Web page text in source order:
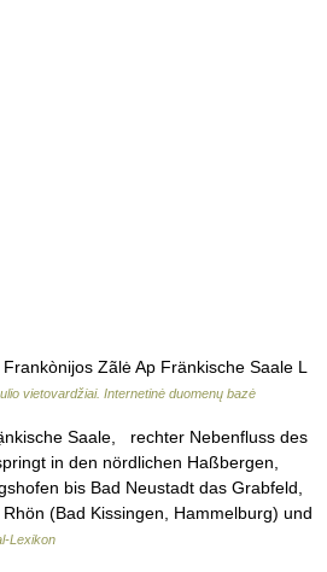
Zãlė Ap Fränkische Saale L
vietovardžiai. Internetinė duomenų bazė
Saale, rechter Nebenfluss des
in den nördlichen Haßbergen,
bis Bad Neustadt das Grabfeld,
(Bad Kissingen, Hammelburg) und
Lexikon